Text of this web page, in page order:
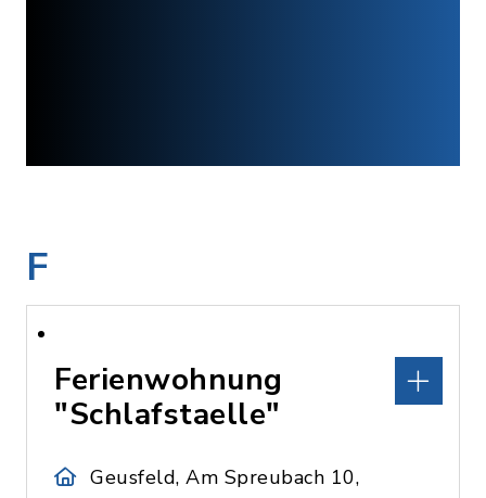
F
Ferienwohnung
"Schlafstaelle"
Geusfeld, Am Spreubach 10,